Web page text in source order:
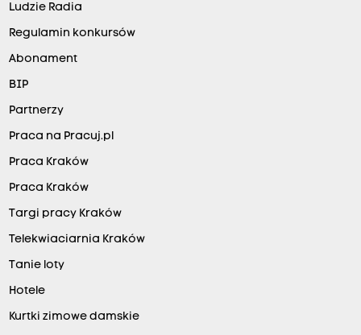
Ludzie Radia
Regulamin konkursów
Abonament
BIP
Partnerzy
Praca na Pracuj.pl
Praca Kraków
Praca Kraków
Targi pracy Kraków
Telekwiaciarnia Kraków
Tanie loty
Hotele
Kurtki zimowe damskie